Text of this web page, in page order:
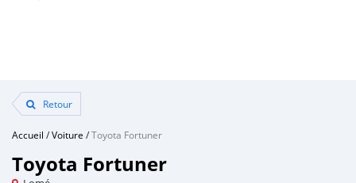
Retour
Accueil /Voiture /Toyota Fortuner
Toyota Fortuner